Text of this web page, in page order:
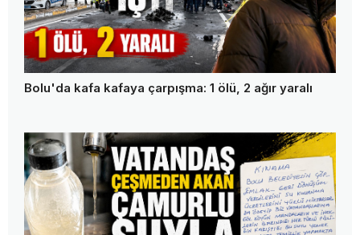
Bolu'da kafa kafaya çarpışma: 1 ölü, 2 ağır yaralı